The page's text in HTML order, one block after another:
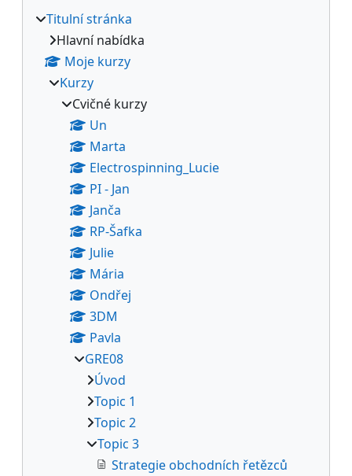
Titulní stránka
Hlavní nabídka
Moje kurzy
Kurzy
Cvičné kurzy
Un
Marta
Electrospinning_Lucie
PI - Jan
Janča
RP-Šafka
Julie
Mária
Ondřej
3DM
Pavla
GRE08
Úvod
Topic 1
Topic 2
Topic 3
Strategie obchodních řetězců